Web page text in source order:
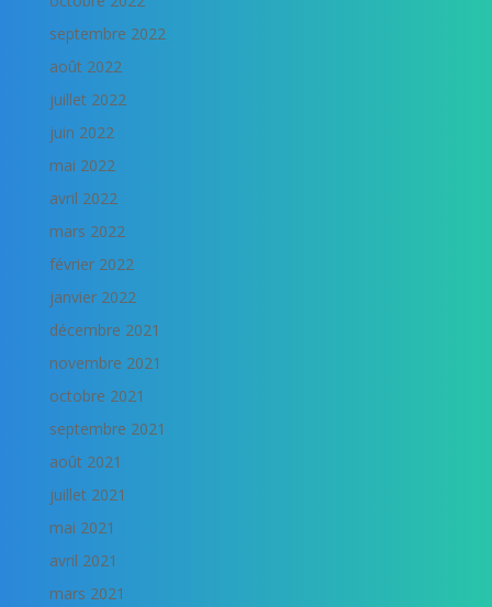
septembre 2022
août 2022
juillet 2022
juin 2022
mai 2022
avril 2022
mars 2022
février 2022
janvier 2022
décembre 2021
novembre 2021
octobre 2021
septembre 2021
août 2021
juillet 2021
mai 2021
avril 2021
mars 2021